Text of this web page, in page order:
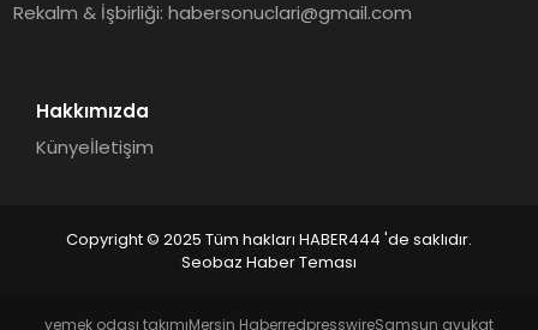
YAŞAM
Rekalm & İşbirliği:habersonuclari@gmail.com
Hakkımızda
Künyeİletişim
Copyright © 2025 Tüm hakları HABER444 'de saklıdır.
Seobaz Haber Teması
yemek odası takımıMersin HaberredpresswireSamsun avukat